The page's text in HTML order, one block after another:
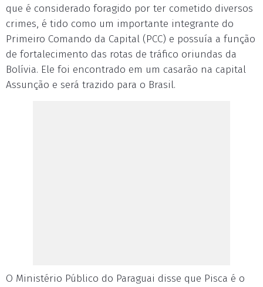
que é considerado foragido por ter cometido diversos
crimes, é tido como um importante integrante do
Primeiro Comando da Capital (PCC) e possuía a função
de fortalecimento das rotas de tráfico oriundas da
Bolívia. Ele foi encontrado em um casarão na capital
Assunção e será trazido para o Brasil.
O Ministério Público do Paraguai disse que Pisca é o